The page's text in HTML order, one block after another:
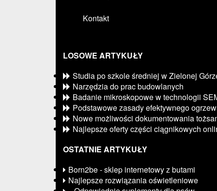
Kontakt
LOSOWE ARTYKUŁY
Studia po szkole średniej w Zielonej
Narzędzia do prac budowlanych
Badanie mikroskopowe w technologii
Podstawowe zasady efektywnego
Nowe możliwości dokumentowania
Najlepsze oferty części ciągnikowych
OSTATNIE ARTYKUŁY
Born2be - sklep internetowy z butami
Najlepsze rozwiązania oświetleniowe